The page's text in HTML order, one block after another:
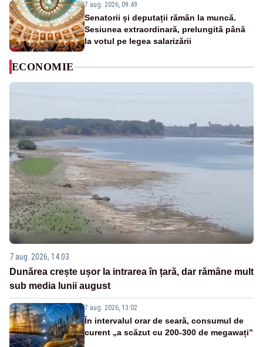
7 aug. 2026, 09:49
Senatorii și deputații rămân la muncă.
Sesiunea extraordinară, prelungită până
la votul pe legea salarizării
ECONOMIE
7 aug. 2026, 14:03
Dunărea crește ușor la intrarea în țară, dar rămâne mult
sub media lunii august
7 aug. 2026, 13:02
În intervalul orar de seară, consumul de
curent „a scăzut cu 200-300 de megawați”